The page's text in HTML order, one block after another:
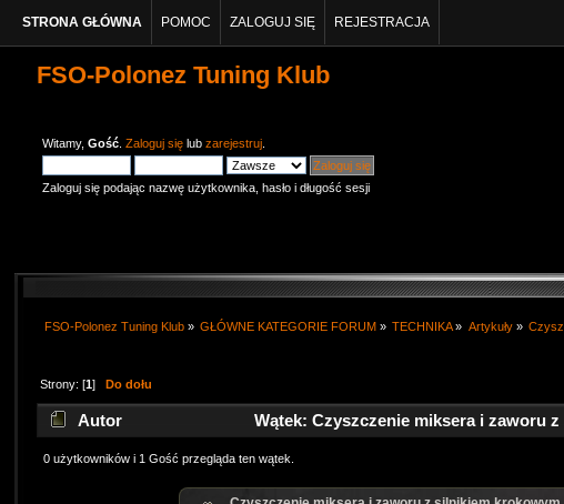
STRONA GŁÓWNA POMOC ZALOGUJ SIĘ REJESTRACJA
FSO-Polonez Tuning Klub
Witamy,Gość .Zaloguj się lubzarejestruj
Zaloguj się podając nazwę użytkownika, hasło i długość sesji
FSO-Polonez Tuning Klub» GŁÓWNE KATEGORIE FORUM » TECHNIKA» Artykuły»
Strony: [1] Do dołu
Autor Wątek: Czyszczenie miksera i zaworu
0 użytkowników i 1 Gość przegląda ten wątek.